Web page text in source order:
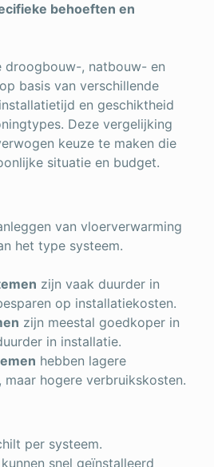
behoeften en
droogbouw-, natbouw- en
basis van verschillende
en geschiktheid
Deze vergelijking
keuze te maken die
situatie en budget.
van vloerverwarming
het type systeem.
zijn vaak duurder in
op installatiekosten.
zijn meestal goedkoper in
in installatie.
hebben lagere
maar hogere verbruikskosten.
per systeem.
snel geïnstalleerd